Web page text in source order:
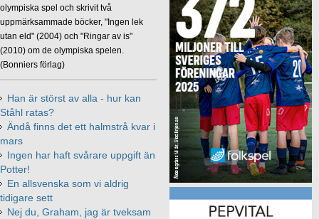
olympiska spel och skrivit två
uppmärksammade böcker, "Ingen lek
utan eld" (2004) och "Ringar av is"
(2010) om de olympiska spelen.
(Bonniers förlag)
Han är störst av alla - hur kan
Ståhl ratas?
Ändå finns det ett halmstrå kvar i
mars
Ingen har haft svårare uppgift än
Potter!
En allsvenska som vi aldrig
tidigare sett
Nej du, Graham, jag är tveksam